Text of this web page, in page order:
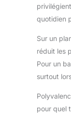
quotidien
Sur un
réduit les
Pour un
surtout
pour quel